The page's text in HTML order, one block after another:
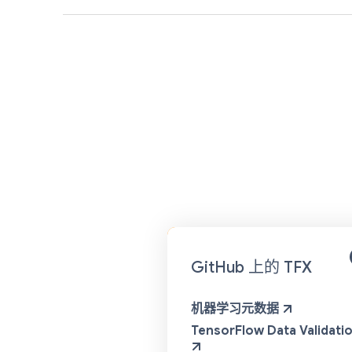
GitHub 上的 TFX
机器学习元数据
TensorFlow Data